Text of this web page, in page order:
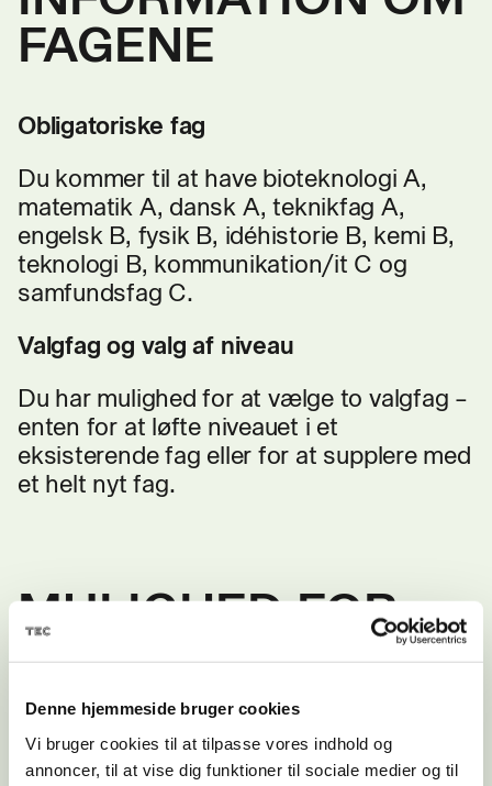
Denne hjemmeside bruger cookies
Vi bruger cookies til at tilpasse vores indhold og
annoncer, til at vise dig funktioner til sociale medier og til
FAGENE
Obligatoriske fag
Du kommer til at have bioteknologi A,
matematik A, dansk A, teknikfag A,
engelsk B, fysik B, idéhistorie B, kemi B,
teknologi B, kommunikation/it C og
samfundsfag C.
Valgfag og valg af niveau
Du har mulighed for at vælge to valgfag –
enten for at løfte niveauet i et
eksisterende fag eller for at supplere med
et helt nyt fag.
MULIGHED FOR
EFTER
UDDANNELSE?